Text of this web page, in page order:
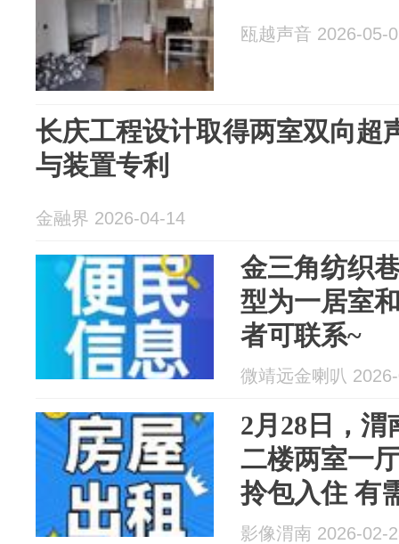
瓯越声音 2026-05-
长庆工程设计取得两室双向超
与装置专利
金融界 2026-04-14
金三角纺织
型为一居室
者可联系~
微靖远金喇叭
2月28日，
二楼两室一
拎包入住 有
影像渭南 2026-02-